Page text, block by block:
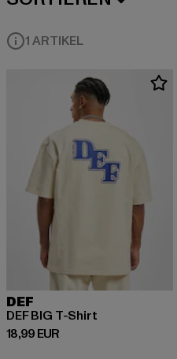
BELIEBTESTE
1 ARTIKEL
DEF
DEF BIG T-Shirt
18,99 EUR
Derzeitiger Preis: 18,99 EUR